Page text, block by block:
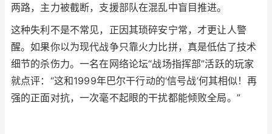
两路，主力被截断，支援部队在混乱中盲目推进。
这种失利不是不常见，正因其琐碎安宁常，才更让人警
醒。如果你以为现代战争只靠火力比拼，真是低估了技术
细节的杀伤力。一名在网络论坛“战场指挥部”活跃的玩家
就点评：“这和1999年巴尔干行动的‘信号战’何其相似！再
强的正面对抗，一次毫不起眼的干扰都能倾败全局。”